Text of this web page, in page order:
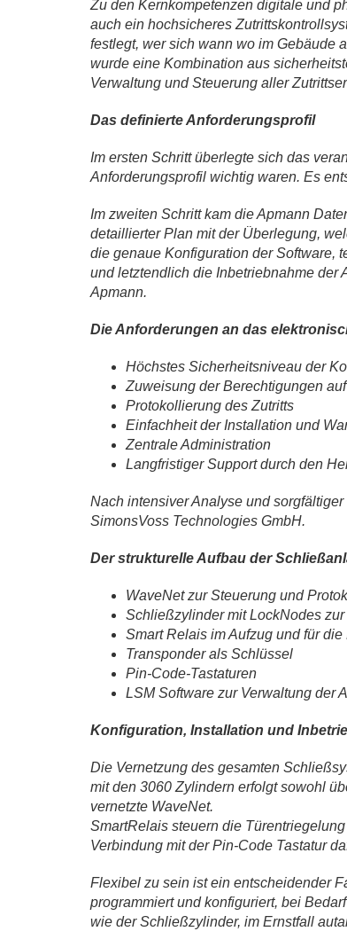
Zu den Kernkompetenzen digitale und
auch ein hochsicheres
festlegt, wer sich wann wo im Gebäude
wurde eine Kombination aus
Verwaltung und Steuerung aller
Das definierte Anforderungsprofil
Im ersten Schritt überlegte sich das
Anforderungsprofil wichtig waren. Es
Im zweiten Schritt kam die Apmann
detaillierter Plan mit der Überlegung,
die genaue Konfiguration der Software,
und letztendlich die Inbetriebnahme der
Apmann.
Die Anforderungen an das
Höchstes Sicherheitsniveau der
Zuweisung der Berechtigungen
Protokollierung des Zutritts
Einfachheit der Installation und
Zentrale Administration
Langfristiger Support durch den
Nach intensiver Analyse und
SimonsVoss Technologies GmbH.
Der strukturelle Aufbau der
WaveNet zur Steuerung und
Schließzylinder mit LockNodes
Smart Relais im Aufzug und für
Transponder als Schlüssel
Pin-Code-Tastaturen
LSM Software zur Verwaltung der
Konfiguration, Installation und
Die Vernetzung des gesamten
mit den 3060 Zylindern erfolgt sowohl
vernetzte WaveNet.
SmartRelais steuern die
Verbindung mit der Pin-Code Tastatur
Flexibel zu sein ist ein entscheidender
programmiert und konfiguriert, bei
wie der Schließzylinder, im Ernstfall